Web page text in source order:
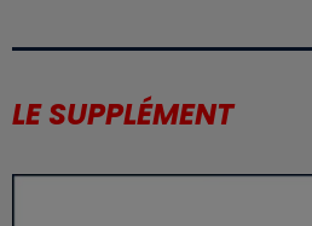
LE SUPPLÉMENT